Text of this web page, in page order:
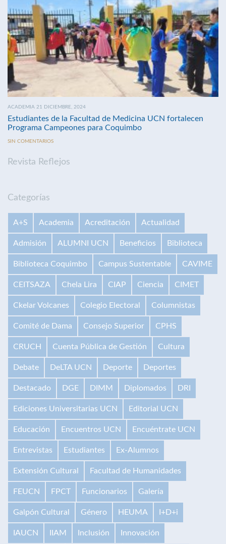
ACADEMIA 21 DICIEMBRE, 2024
Estudiantes de la Facultad de Medicina UCN fortalecen
Programa Campeones para Coquimbo
SIN COMENTARIOS
Revista Reflejos
Categorías
A+S Academia Acreditación Actualidad
Admisión ALUMNI UCN Beneficios Biblioteca
Biblioteca Coquimbo Campus Sustentable CAVIME
CEITSAZA Chela Lira CIAP Ciencia CIMET
Ckelar Volcanes Colegio Electoral Columnistas
Comité de Dama Consejo Superior CPHS
CRUCH Cuenta Pública de Gestión Cultura
Debate DeLTA UCN Deporte Deportes
Destacado DGE DIMM Diplomados DRI
Ediciones Universitarias UCN Editorial UCN
Educación Encuentros UCN Encuéntrate UCN
Entrevistas Estudiantes Ex-Alumnos
Extensión Cultural Facultad de Humanidades
FEUCN FPCT Funcionarios Galería
Galpón Cultural Género HEUMA I+D+i
IAUCN IIAM Inclusión Innovación